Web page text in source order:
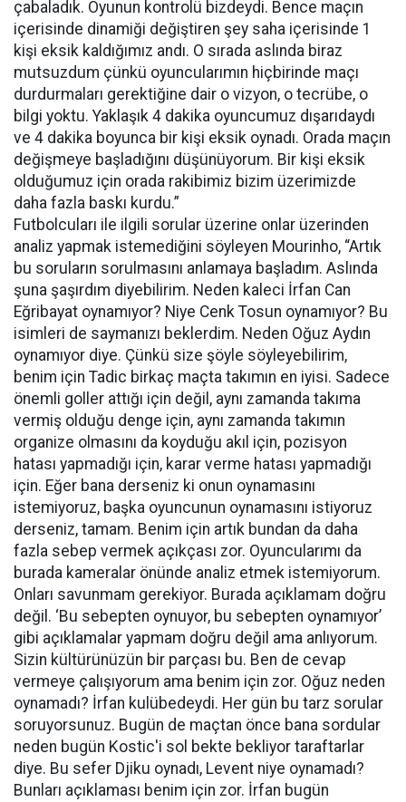
çabaladık. Oyunun kontrolü bizdeydi. Bence maçın
içerisinde dinamiği değiştiren şey saha içerisinde 1
kişi eksik kaldığımız andı. O sırada aslında biraz
mutsuzdum çünkü oyuncularımın hiçbirinde maçı
durdurmaları gerektiğine dair o vizyon, o tecrübe, o
bilgi yoktu. Yaklaşık 4 dakika oyuncumuz dışarıdaydı
ve 4 dakika boyunca bir kişi eksik oynadı. Orada maçın
değişmeye başladığını düşünüyorum. Bir kişi eksik
olduğumuz için orada rakibimiz bizim üzerimizde
daha fazla baskı kurdu.”
Futbolcuları ile ilgili sorular üzerine onlar üzerinden
analiz yapmak istemediğini söyleyen Mourinho, “Artık
bu soruların sorulmasını anlamaya başladım. Aslında
şuna şaşırdım diyebilirim. Neden kaleci İrfan Can
Eğribayat oynamıyor? Niye Cenk Tosun oynamıyor? Bu
isimleri de saymanızı beklerdim. Neden Oğuz Aydın
oynamıyor diye. Çünkü size şöyle söyleyebilirim,
benim için Tadic birkaç maçta takımın en iyisi. Sadece
önemli goller attığı için değil, aynı zamanda takıma
vermiş olduğu denge için, aynı zamanda takımın
organize olmasını da koyduğu akıl için, pozisyon
hatası yapmadığı için, karar verme hatası yapmadığı
için. Eğer bana derseniz ki onun oynamasını
istemiyoruz, başka oyuncunun oynamasını istiyoruz
derseniz, tamam. Benim için artık bundan da daha
fazla sebep vermek açıkçası zor. Oyuncularımı da
burada kameralar önünde analiz etmek istemiyorum.
Onları savunmam gerekiyor. Burada açıklamam doğru
değil. ‘Bu sebepten oynuyor, bu sebepten oynamıyor’
gibi açıklamalar yapmam doğru değil ama anlıyorum.
Sizin kültürünüzün bir parçası bu. Ben de cevap
vermeye çalışıyorum ama benim için zor. Oğuz neden
oynamadı? İrfan kulübedeydi. Her gün bu tarz sorular
soruyorsunuz. Bugün de maçtan önce bana sordular
neden bugün Kostic'i sol bekte bekliyor taraftarlar
diye. Bu sefer Djiku oynadı, Levent niye oynamadı?
Bunları açıklaması benim için zor. İrfan bugün